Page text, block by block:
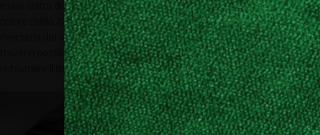
è una lastra di pietra Nacarado, scelta per le sue particolari venature e il
colore caldo. Sopra il tavolo, l’ampia composizione floreale che sembra
riversarsi dal soffitto è la personale creazione di Roswitha. Fra i fiori
trovano posto anche le lampade pendenti in rattan, anch’esse a
richiamare il motivo del cesto.
ARMONIA DI SPAZI
Allo spazio
partecipato del